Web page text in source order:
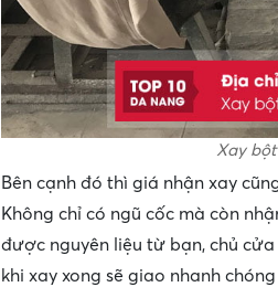
Xay
Bên cạnh đó thì giá nhận xay
Không chỉ có ngũ cốc mà còn
được nguyên liệu từ bạn, chủ
khi xay xong sẽ giao nhanh